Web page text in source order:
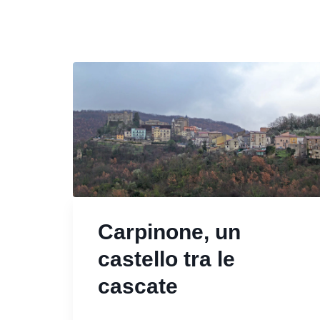
Carpinone, un
castello tra le
cascate